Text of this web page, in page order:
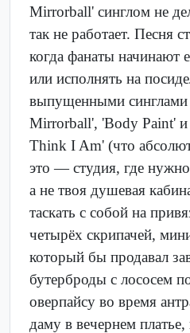
Mirrorball' синглом не
так не работает. Песня
когда фанаты начинают
или исполнять на
выпущенными синглами
Mirrorball', 'Body Paint'
Think I Am' (что
это — студия, где
а не твоя душевая
таскать с собой на
четырёх скрипачей,
который бы продавал
бутерброды с лососем
оверпайсу во время
даму в вечернем